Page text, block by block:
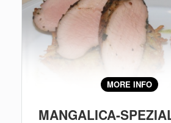
MORE INFO
MANGALICA-